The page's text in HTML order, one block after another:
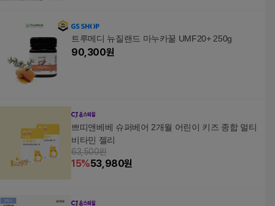
트루메디 뉴질랜드 마누카꿀 UMF20+ 250g
90,300원
쁘띠앤베베 슈퍼베어 2개월 어린이 키즈 종합 멀티
비타민 젤리
63,500원
15%53,980원